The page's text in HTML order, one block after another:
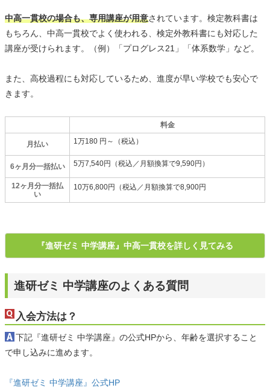
中高一貫校の場合も、専用講座が用意されています。検定教科書は
もちろん、中高一貫校でよく使われる、検定外教科書にも対応した
講座が受けられます。（例）「プログレス21」「体系数学」など。
また、高校過程にも対応しているため、進度が早い学校でも安心で
きます。
料金
月払い 1万180 円～（税込）
6ヶ月分一括払い 5万7,540円（税込／月額換算で9,590円）
12ヶ月分一括払
い
10万6,800円（税込／月額換算で8,900円
『進研ゼミ 中学講座』中高一貫校を詳しく見てみる
進研ゼミ 中学講座のよくある質問
入会方法は？
下記『進研ゼミ 中学講座』の公式HPから、年齢を選択すること
で申し込みに進めます。
『進研ゼミ 中学講座』公式HP